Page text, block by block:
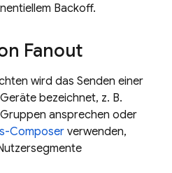
Backoff.
Fanout
wird das Senden einer
bezeichnet, z. B.
ansprechen oder
Composerverwenden,